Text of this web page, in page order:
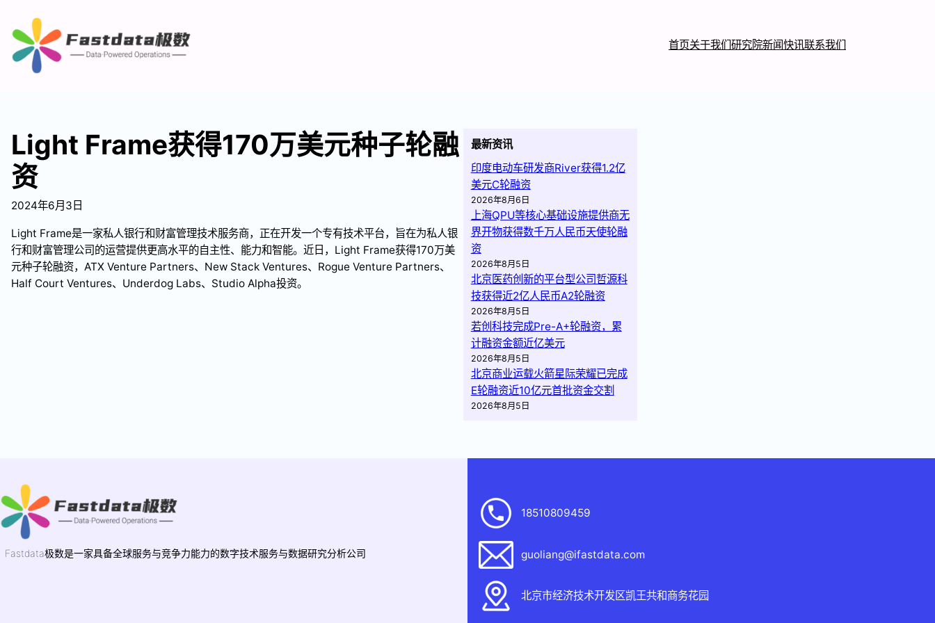
首页关于我们 研究院新闻快讯联系我们
Light Frame获得170万美元种子轮融
资
2024年6月3日
Light Frame是一家私人银行和财富管理技术服务商，正在开发一个专有技术平台，旨在为私人银
行和财富管理公司的运营提供更高水平的自主性、能力和智能。近日，Light Frame获得170万美
元种子轮融资，ATX Venture Partners、New Stack Ventures、Rogue Venture Partners、
Half Court Ventures、Underdog Labs、Studio Alpha投资。
最新资讯
印度电动车研发商River获得1.2亿
美元C轮融资
2026年8月6日
上海QPU等核心基础设施提供商无
界开物获得数千万人民币天使轮融
资
2026年8月5日
北京医药创新的平台型公司哲源科
技获得近2亿人民币A2轮融资
2026年8月5日
若创科技完成Pre-A+轮融资，累
计融资金额近亿美元
2026年8月5日
北京商业运载火箭星际荣耀已完成
E轮融资近10亿元首批资金交割
2026年8月5日
Fastdata极数是一家具备全球服务与竞争力能力的数字技术服务与数据研究分析公司
18510809459
guoliang@ifastdata.com
北京市经济技术开发区凯王共和商务花园